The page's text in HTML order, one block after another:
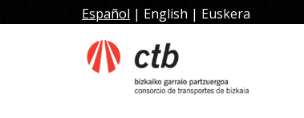
al
Español | English | Euskera